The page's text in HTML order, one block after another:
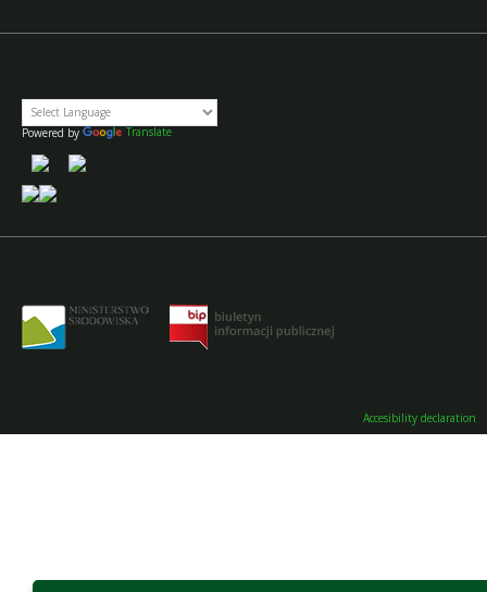
Powered by Translate
Accesibility declaration